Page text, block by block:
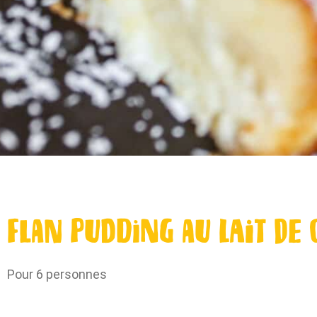
Flan pudding au lait de
Pour 6 personnes